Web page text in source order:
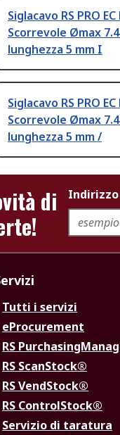
Siglacavo RS PRO
Scorrevole Ømax
lunghezza 5 mm I
Siglacavo RS PRO
Scorrevole Ømax
lunghezza 5 mm /
di
Tutti i servizi
eProcurement
RS
RS ScanStock®
RS VendStock®
RS ControlStock®
Servizio di taratura